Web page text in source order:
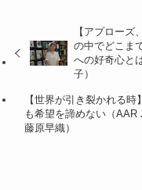
【アプロー
の中でどこま
への好奇心と
子）
【世界が引き裂かれる
も希望を諦めない（AAR
藤原早織）